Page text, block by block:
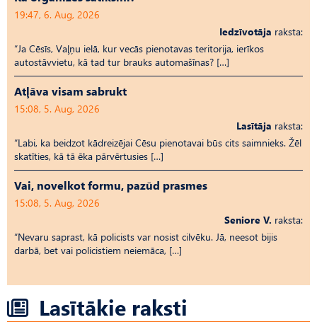
19:47, 6. Aug, 2026
Iedzīvotāja raksta:
“Ja Cēsīs, Vaļņu ielā, kur vecās pienotavas teritorija, ierīkos
autostāvvietu, kā tad tur brauks automašīnas? […]
Atļāva visam sabrukt
15:08, 5. Aug, 2026
Lasītāja raksta:
“Labi, ka beidzot kādreizējai Cēsu pienotavai būs cits saimnieks. Žēl
skatīties, kā tā ēka pārvērtusies […]
Vai, novelkot formu, pazūd prasmes
15:08, 5. Aug, 2026
Seniore V. raksta:
“Nevaru saprast, kā policists var nosist cilvēku. Jā, neesot bijis
darbā, bet vai policistiem neiemāca, […]
Lasītākie raksti